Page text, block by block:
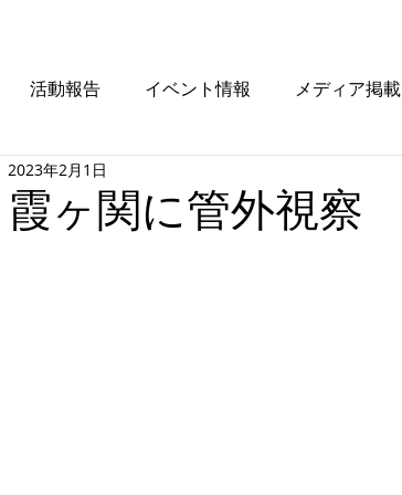
活動報告 イベント情報 メディア掲載
霞ヶ関に管外視察
2023年2月1日